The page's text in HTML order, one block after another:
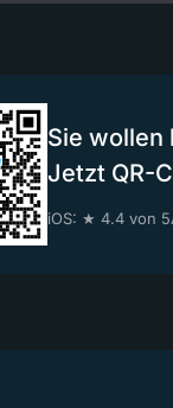
Sie wollen
Jetzt QR-
iOS: ★ 4.4 von 5